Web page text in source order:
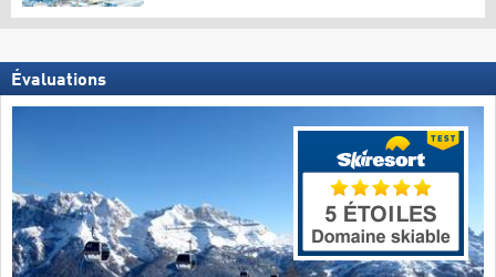
Évaluations